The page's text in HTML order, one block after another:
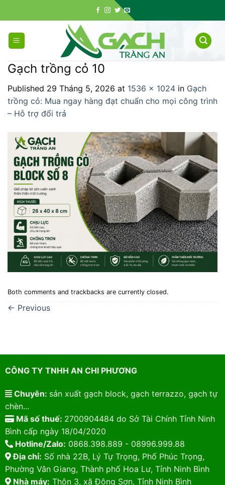
to
content
Gạch trồng cỏ 10
Published 29 Tháng 5, 2026 at 1536 × 1024 in Gạch
trồng cỏ: Mua ngay hàng đạt chuẩn cho mọi công trình
– Hỗ trợ đổi trả
Both comments and trackbacks are currently closed.
← Previous
CÔNG TY TNHH AN CHI PHƯƠNG
Chuyên: sản xuất gạch block, gạch terrazzo, gạch tự
chèn...
Mã số thuế: 2700904484 do Sở Tài Chính Tỉnh Ninh
Bình cấp ngày 18/04/2020
Hotline/Zalo: 0868.398.889 - 08996.999.88
Địa chỉ: Số nhà 22B, Lý Tự Trọng, Phố Phúc Trọng,
Phường Vân Giang, Thành phố Hoa Lư, Tỉnh Ninh Bình
Nhà máy: Thôn 3, xã Đông Sơn, Tỉnh Ninh Bình